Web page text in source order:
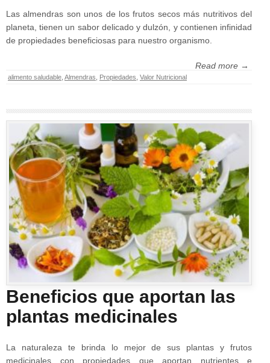
Las almendras son unos de los frutos secos más nutritivos del
planeta, tienen un sabor delicado y dulzón, y contienen infinidad
de propiedades beneficiosas para nuestro organismo.
Read more →
alimento saludable Almendras Propiedades Valor Nutricional
Beneficios que aportan las
plantas medicinales
La naturaleza te brinda lo mejor de sus plantas y frutos
medicinales con propiedades que aportan nutrientes e